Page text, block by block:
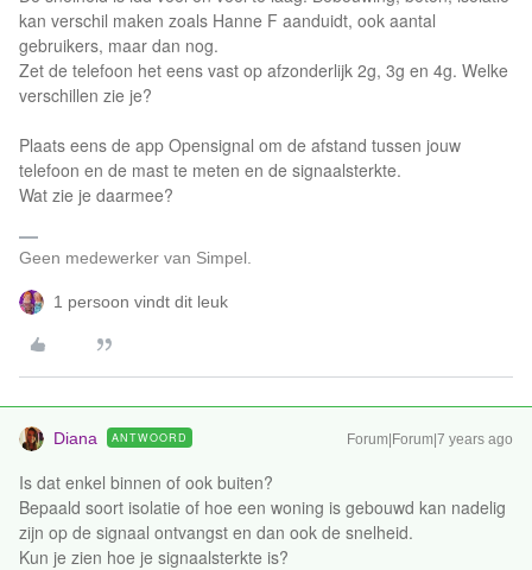
kan verschil maken zoals Hanne F aanduidt, ook aantal
gebruikers, maar dan nog.
Zet de telefoon het eens vast op afzonderlijk 2g, 3g en 4g. Welke
verschillen zie je?
Plaats eens de app Opensignal om de afstand tussen jouw
telefoon en de mast te meten en de signaalsterkte.
Wat zie je daarmee?
Geen medewerker van Simpel.
1 persoon vindt dit leuk
Diana ANTWOORD Forum|Forum|7 years ago
Is dat enkel binnen of ook buiten?
Bepaald soort isolatie of hoe een woning is gebouwd kan nadelig
zijn op de signaal ontvangst en dan ook de snelheid.
Kun je zien hoe je signaalsterkte is?